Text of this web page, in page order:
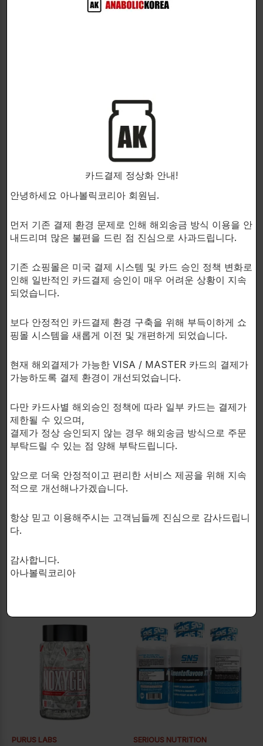
운동하기전에 약15분의 시간이 필요하면,운동이 끝날
때까지 강력한 펌핑이 지속
MUTANT PUMP는 L-Arginine과 Fenugreek
Extract(페누그릭 추출물)과 같은
인기있는 영양소와 함께 HYPEROX?라고 불리는 희귀
한 최첨단 약초 추출물을
사용하여 근육을 완전하게하고 혈관을 개선합니다.
MUTANT PUMP의 특징:
– 알려진것 이상의 물리적 한계를 넘어서는 활성화로
N.O.를 푸시합니다.
– 전에 경험하지 못한 두꺼운 화강암 같은 근육 강도를
경험하십시오.
복용 방법:
건강보조식품으로서 360~480ml의 물과함께 운동하기
20~30분전에 MUTANT펌프 1회 복용량분(7 캡슐)을
복용하십시오.
1개월 공급량은 주당 5회의 운동할때 복용을 기준으로
합니다.
PURUS LABS
SERIOUS NUTRITION
카드결제 정상화 안내!
안녕하세요 아나볼릭코리아 회원님.
먼저 기존 결제 환경 문제로 인해 해외송금 방식 이용을 안
내드리며 많은 불편을 드린 점 진심으로 사과드립니다.
기존 쇼핑몰은 미국 결제 시스템 및 카드 승인 정책 변화로
인해 일반적인 카드결제 승인이 매우 어려운 상황이 지속
되었습니다.
보다 안정적인 카드결제 환경 구축을 위해 부득이하게 쇼
핑몰 시스템을 새롭게 이전 및 개편하게 되었습니다.
현재 해외결제가 가능한 VISA / MASTER 카드의 결제가
가능하도록 결제 환경이 개선되었습니다.
다만 카드사별 해외승인 정책에 따라 일부 카드는 결제가
제한될 수 있으며,
결제가 정상 승인되지 않는 경우 해외송금 방식으로 주문
부탁드릴 수 있는 점 양해 부탁드립니다.
앞으로 더욱 안정적이고 편리한 서비스 제공을 위해 지속
적으로 개선해나가겠습니다.
항상 믿고 이용해주시는 고객님들께 진심으로 감사드립니
다.
감사합니다.
아나볼릭코리아